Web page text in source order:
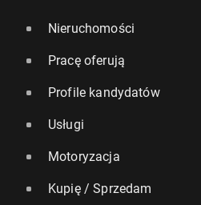
Nieruchomości
Pracę oferują
Profile kandydatów
Usługi
Motoryzacja
Kupię / Sprzedam